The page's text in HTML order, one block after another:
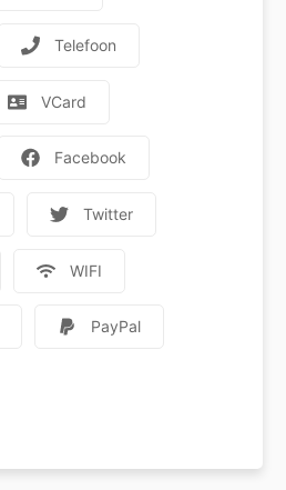
Telefoon
VCard
Facebook
Twitter
WIFI
PayPal